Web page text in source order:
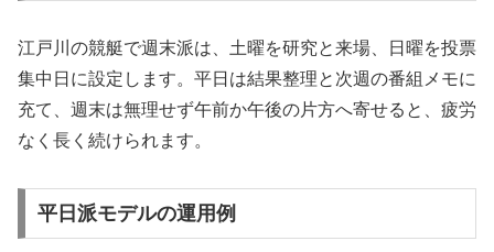
江戸川の競艇で週末派は、土曜を研究と来場、日曜を投票
集中日に設定します。平日は結果整理と次週の番組メモに
充て、週末は無理せず午前か午後の片方へ寄せると、疲労
なく長く続けられます。
平日派モデルの運用例